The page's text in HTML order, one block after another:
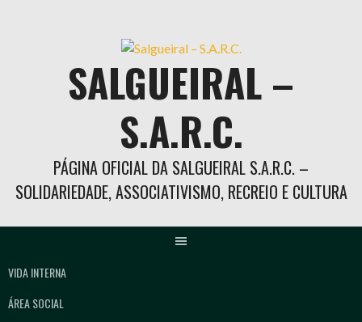
SALGUEIRAL –
S.A.R.C.
PÁGINA OFICIAL DA SALGUEIRAL S.A.R.C. –
SOLIDARIEDADE, ASSOCIATIVISMO, RECREIO E CULTURA
VIDA INTERNA
ÁREA SOCIAL